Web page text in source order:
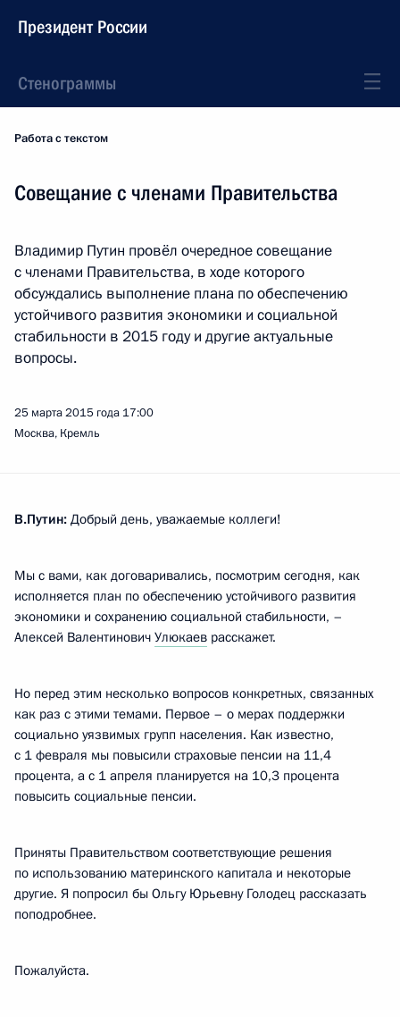
Президент России
Стенограммы
Работа с текстом
Совещание с членами Правительства
Владимир Путин провёл очередное совещание
с членами Правительства, в ходе которого
обсуждались выполнение плана по обеспечению
устойчивого развития экономики и социальной
стабильности в 2015 году и другие актуальные
вопросы.
25 марта 2015 года 17:00
Москва, Кремль
В.Путин: Добрый день, уважаемые коллеги!
Мы с вами, как договаривались, посмотрим сегодня, как
исполняется план по обеспечению устойчивого развития
экономики и сохранению социальной стабильности, –
Алексей Валентинович Улюкаев расскажет.
Но перед этим несколько вопросов конкретных, связанных
как раз с этими темами. Первое – о мерах поддержки
социально уязвимых групп населения. Как известно,
с 1 февраля мы повысили страховые пенсии на 11,4
процента, а с 1 апреля планируется на 10,3 процента
повысить социальные пенсии.
Приняты Правительством соответствующие решения
по использованию материнского капитала и некоторые
другие. Я попросил бы Ольгу Юрьевну Голодец рассказать
поподробнее.
Пожалуйста.